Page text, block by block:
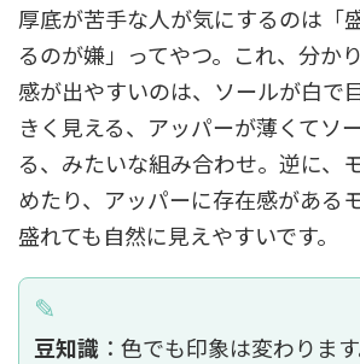
厚底が苦手な人が気にするのは「
るのが嫌」ってやつ。これ、分か
感が出やすいのは、ソールが白で
きく見える、アッパーが薄くてソ
る、みたいな組み合わせ。逆に、
めたり、アッパーに存在感がある
盛れても自然に見えやすいです。
豆知識 ：色でも印象は変わりま